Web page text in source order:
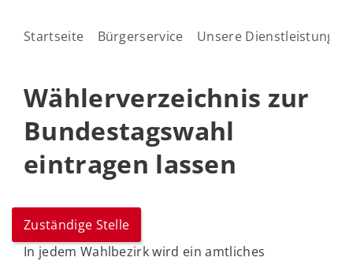
Startseite Bürgerservice Unsere Dienstleistungen
Wählerverzeichnis zur
Bundestagswahl
eintragen lassen
Zuständige Stelle
In jedem Wahlbezirk wird ein amtliches